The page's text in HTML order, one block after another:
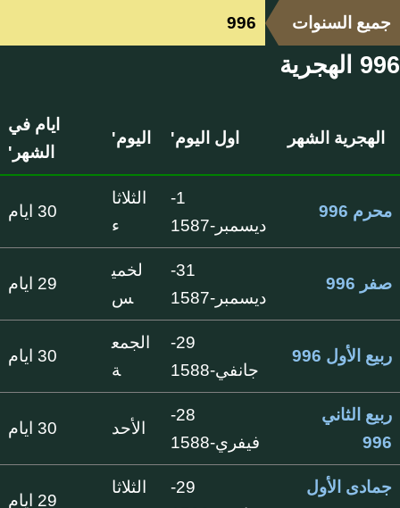
جميع السنوات 996
996 الهجرية
الهجرية الشهر اول اليوم' اليوم'
ايام في
الشهر'
محرم 996
1-
ديسمبر-1587
الثلاثا
ء
30 ايام
صفر 996
31-
ديسمبر-1587
لخمي
س
29 ايام
ربيع الأول 996
29-
جانفي-1588
الجمع
ة
30 ايام
ربيع الثاني
996
28-
فيفري-1588
الأحد 30 ايام
جمادى الأول
29-
الثلاثا
29 ايام